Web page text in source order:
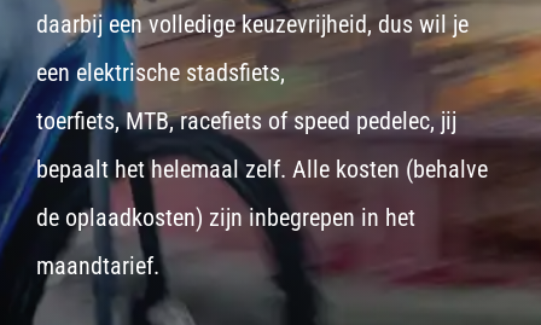
daarbij een volledige keuzevrijheid, dus wil je
eenelektrische stadsfiets,
toerfiets,MTB,racefietsof speed pedelec, jij
bepaalt het helemaal zelf. Alle kosten (behalve
de oplaadkosten) zijn inbegrepen in het
maandtarief.